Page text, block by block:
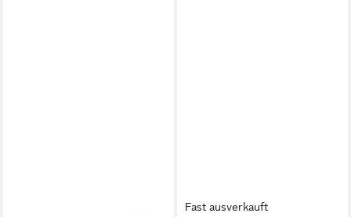
Fast ausverkauft